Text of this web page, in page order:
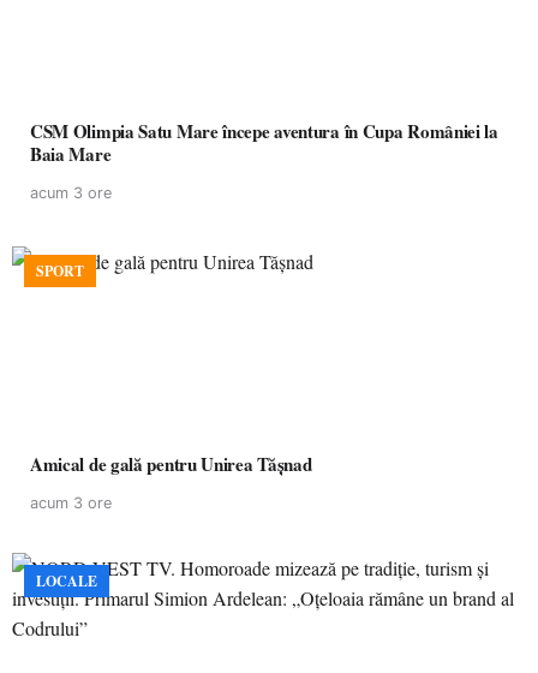
CSM Olimpia Satu Mare începe aventura în Cupa României la
Baia Mare
acum 3 ore
SPORT
Amical de gală pentru Unirea Tășnad
acum 3 ore
LOCALE